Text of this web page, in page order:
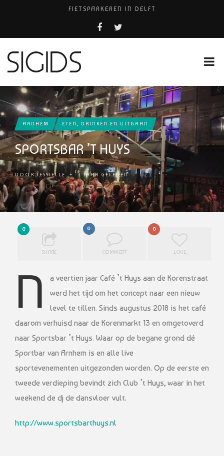
FIETSPARKEREN IN DELFT
PIZZERIA POMPEÏ ￼
COCKTAILS ON THE SPOT!
ARNHEM ETEN, DRINKEN EN UITGAAN
SPORTSBAR ’T HUYS
DOORJESSIELLE •3 JAAR GELEDEN
0
SHARE
0
COMMENT
0
LOVE
N
a veertien jaar Café ’t Huys aan de Korenstraat
werd het tijd om het concept naar een nieuw
level te tillen. Sinds augustus 2018 is het café
daarom verhuisd naar de Korenmarkt 13 en omgetoverd
naar Sportsbar ’t Huys. Waar op de begane grond dé
Sportbar van Arnhem is en alle live
sportevenementen uitgezonden worden. Op de eerste en
tweede verdieping bevindt zich Club ’t Huys, waar in het
weekend de dj de dansvloer vult.
http://www.sportsbarthuys.nl